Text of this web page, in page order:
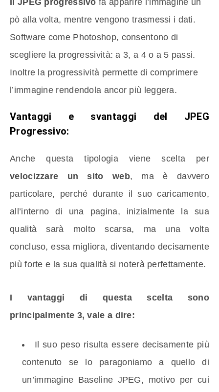
Il JPEG progressivo fa apparire l’immagine un
pò alla volta, mentre vengono trasmessi i dati.
Software come Photoshop, consentono di
scegliere la progressività: a 3, a 4 o a 5 passi.
Inoltre la progressività permette di comprimere
l’immagine rendendola ancor più leggera.
Vantaggi e svantaggi del JPEG
Progressivo:
Anche questa tipologia viene scelta per
velocizzare un sito web, ma è davvero
particolare, perché durante il suo caricamento,
all’interno di una pagina, inizialmente la sua
qualità sarà molto scarsa, ma una volta
concluso, essa migliora, diventando decisamente
più forte e la sua qualità si noterà perfettamente.
I vantaggi di questa scelta sono
principalmente 3, vale a dire:
Il suo peso risulta essere decisamente più
contenuto se lo paragoniamo a quello di
un’immagine Baseline JPEG, motivo per cui